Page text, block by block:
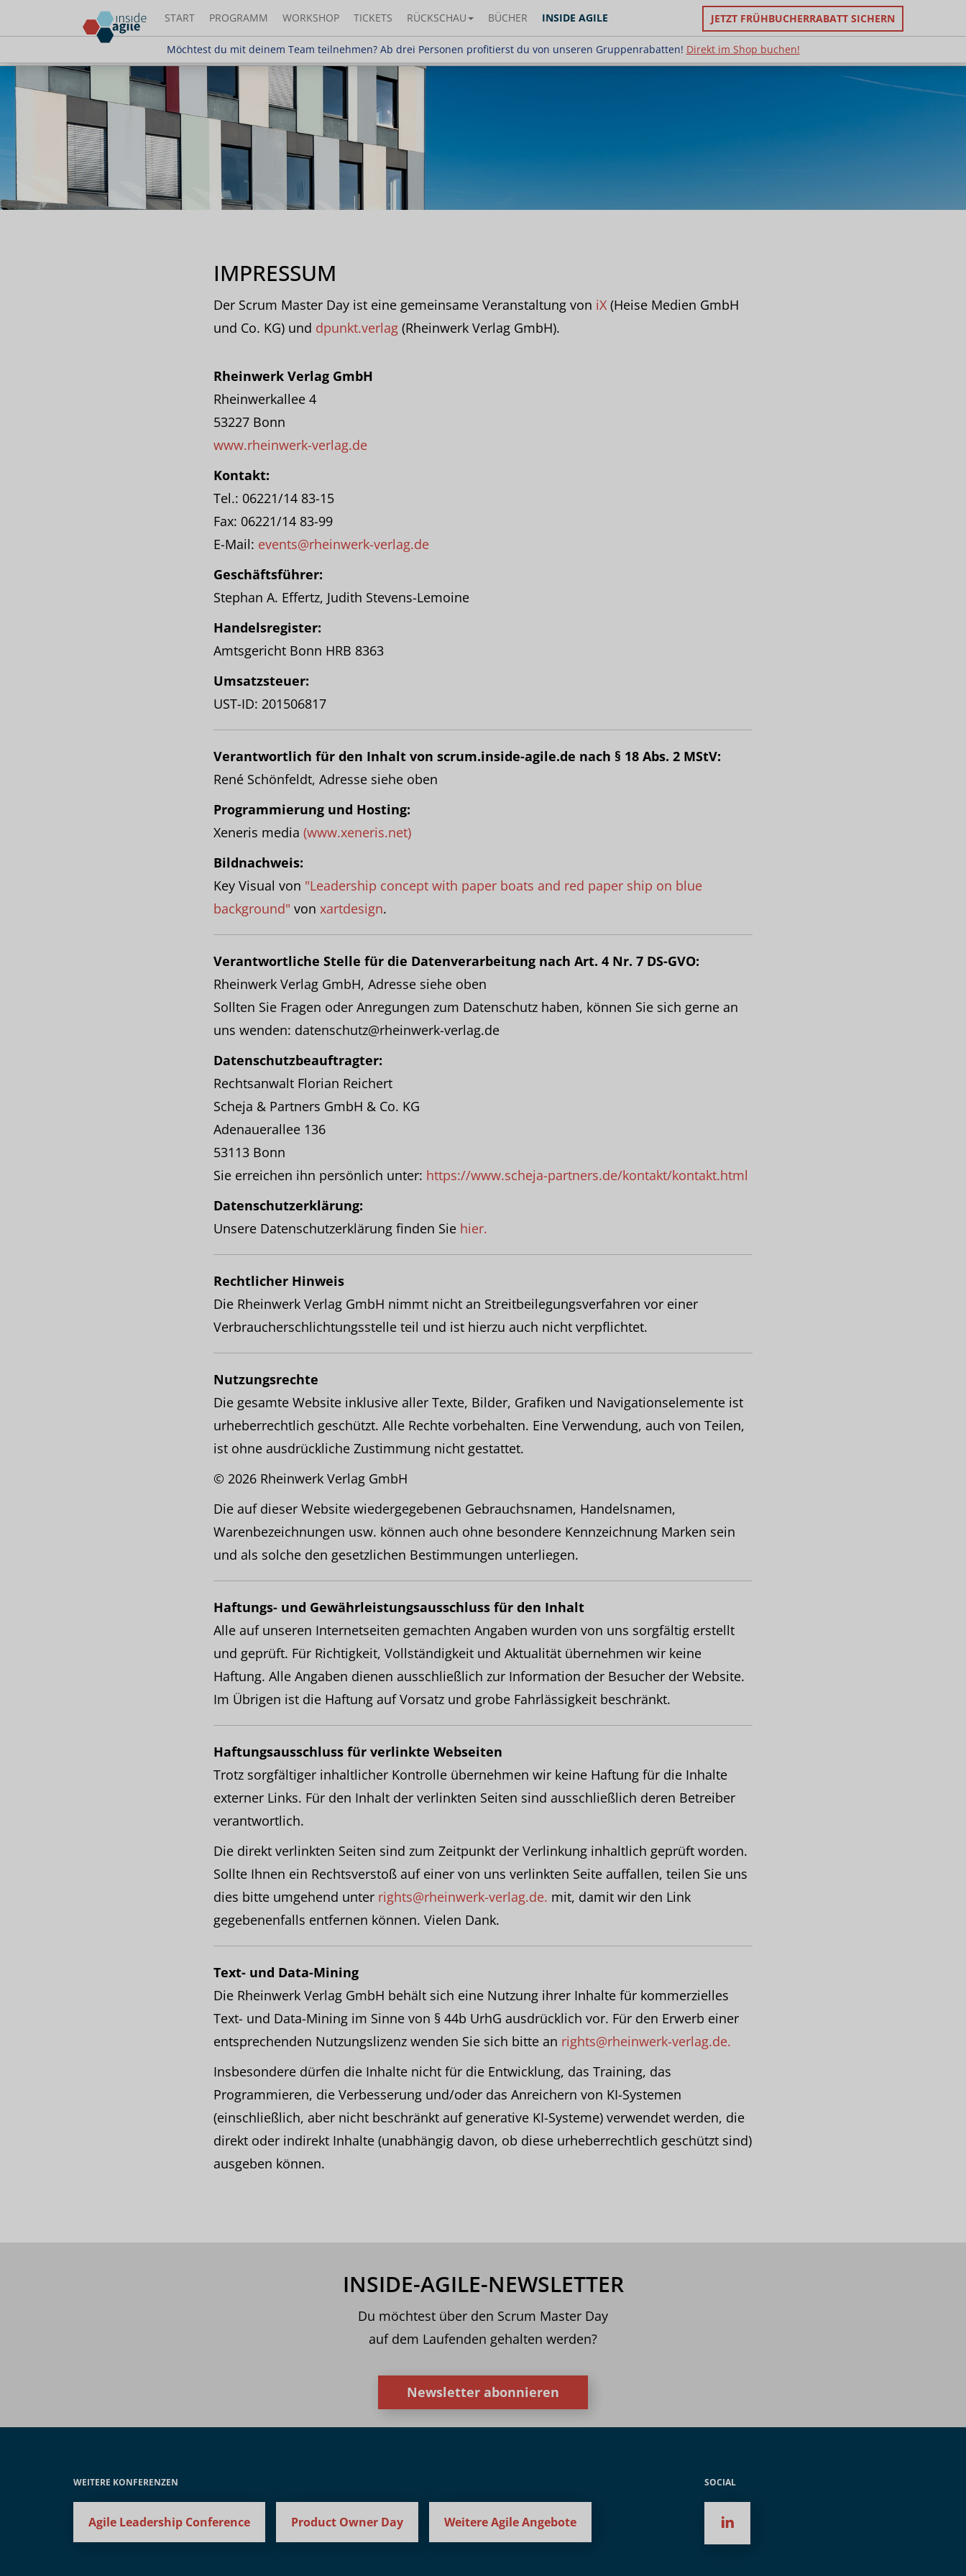
START PROGRAMM WORKSHOP TICKETS RÜCKSCHAU BÜCHER INSIDE AGILE JETZT FRÜHBUCHERRABATT SICHERN
Möchtest du mit deinem Team teilnehmen? Ab drei Personen profitierst du von unseren Gruppenrabatten! Direkt im Shop buchen!
Möchtest du mit deinem Team teilnehmen? Ab drei Personen profitierst du von unseren Gruppenrabatten!Direkt im Shop buchen!
IMPRESSUM
Der Scrum Master Day ist eine gemeinsame Veranstaltung von iX (Heise Medien GmbH
und Co. KG) und dpunkt.verlag (Rheinwerk Verlag GmbH).
Rheinwerk Verlag GmbH
Rheinwerkallee 4
53227 Bonn
www.rheinwerk-verlag.de
Kontakt:
Tel.: 06221/14 83-15
Fax: 06221/14 83-99
E-Mail: events@rheinwerk-verlag.de
Geschäftsführer:
Stephan A. Effertz, Judith Stevens-Lemoine
Handelsregister:
Amtsgericht Bonn HRB 8363
Umsatzsteuer:
UST-ID: 201506817
Verantwortlich für den Inhalt von scrum.inside-agile.de nach § 18 Abs. 2 MStV:
René Schönfeldt, Adresse siehe oben
Programmierung und Hosting:
Xeneris media (www.xeneris.net)
Bildnachweis:
Key Visual von "Leadership concept with paper boats and red paper ship on blue
background" von xartdesign.
Verantwortliche Stelle für die Datenverarbeitung nach Art. 4 Nr. 7 DS-GVO:
Rheinwerk Verlag GmbH, Adresse siehe oben
Sollten Sie Fragen oder Anregungen zum Datenschutz haben, können Sie sich gerne an
uns wenden: datenschutz@rheinwerk-verlag.de
Datenschutzbeauftragter:
Rechtsanwalt Florian Reichert
Scheja & Partners GmbH & Co. KG
Adenauerallee 136
53113 Bonn
Sie erreichen ihn persönlich unter: https://www.scheja-partners.de/kontakt/kontakt.html
Datenschutzerklärung:
Unsere Datenschutzerklärung finden Sie hier.
Rechtlicher Hinweis
Die Rheinwerk Verlag GmbH nimmt nicht an Streitbeilegungsverfahren vor einer
Verbraucherschlichtungsstelle teil und ist hierzu auch nicht verpflichtet.
Nutzungsrechte
Die gesamte Website inklusive aller Texte, Bilder, Grafiken und Navigationselemente ist
urheberrechtlich geschützt. Alle Rechte vorbehalten. Eine Verwendung, auch von Teilen,
ist ohne ausdrückliche Zustimmung nicht gestattet.
© 2026 Rheinwerk Verlag GmbH
Die auf dieser Website wiedergegebenen Gebrauchsnamen, Handelsnamen,
Warenbezeichnungen usw. können auch ohne besondere Kennzeichnung Marken sein
und als solche den gesetzlichen Bestimmungen unterliegen.
Haftungs- und Gewährleistungsausschluss für den Inhalt
Alle auf unseren Internetseiten gemachten Angaben wurden von uns sorgfältig erstellt
und geprüft. Für Richtigkeit, Vollständigkeit und Aktualität übernehmen wir keine
Haftung. Alle Angaben dienen ausschließlich zur Information der Besucher der Website.
Im Übrigen ist die Haftung auf Vorsatz und grobe Fahrlässigkeit beschränkt.
Haftungsausschluss für verlinkte Webseiten
Trotz sorgfältiger inhaltlicher Kontrolle übernehmen wir keine Haftung für die Inhalte
externer Links. Für den Inhalt der verlinkten Seiten sind ausschließlich deren Betreiber
verantwortlich.
Die direkt verlinkten Seiten sind zum Zeitpunkt der Verlinkung inhaltlich geprüft worden.
Sollte Ihnen ein Rechtsverstoß auf einer von uns verlinkten Seite auffallen, teilen Sie uns
dies bitte umgehend unter rights@rheinwerk-verlag.de. mit, damit wir den Link
gegebenenfalls entfernen können. Vielen Dank.
Text- und Data-Mining
Die Rheinwerk Verlag GmbH behält sich eine Nutzung ihrer Inhalte für kommerzielles
Text- und Data-Mining im Sinne von § 44b UrhG ausdrücklich vor. Für den Erwerb einer
entsprechenden Nutzungslizenz wenden Sie sich bitte an rights@rheinwerk-verlag.de.
Insbesondere dürfen die Inhalte nicht für die Entwicklung, das Training, das
Programmieren, die Verbesserung und/oder das Anreichern von KI-Systemen
(einschließlich, aber nicht beschränkt auf generative KI-Systeme) verwendet werden, die
direkt oder indirekt Inhalte (unabhängig davon, ob diese urheberrechtlich geschützt sind)
ausgeben können.
INSIDE-AGILE-NEWSLETTER
Du möchtest über den Scrum Master Day
auf dem Laufenden gehalten werden?
Newsletter abonnieren
WEITERE KONFERENZEN
Agile Leadership Conference Product Owner Day Weitere Agile Angebote
SOCIAL